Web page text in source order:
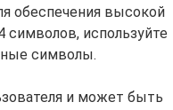
обеспечения высокой
используйте
символы.
и может быть